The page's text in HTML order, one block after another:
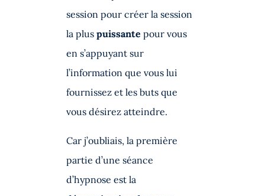
session pour créer la session
la plus puissante pour vous
en s’appuyant sur
l’information que vous lui
fournissez et les buts que
vous désirez atteindre.
Car j’oubliais, la première
partie d’une séance
d’hypnose est la